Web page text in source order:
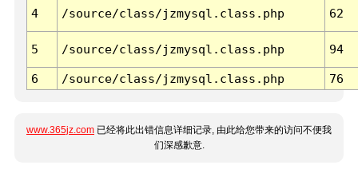
4 /source/class/jzmysql.class.php 62
5 /source/class/jzmysql.class.php 94
6 /source/class/jzmysql.class.php 76
www.365jz.com 已经将此出错信息详细记录, 由此给您带来的访问不便我
们深感歉意.